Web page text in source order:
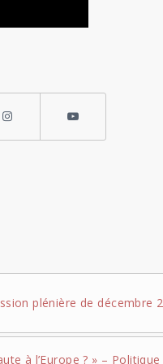
plénière de décembre
à l’Europe ? » – Politique